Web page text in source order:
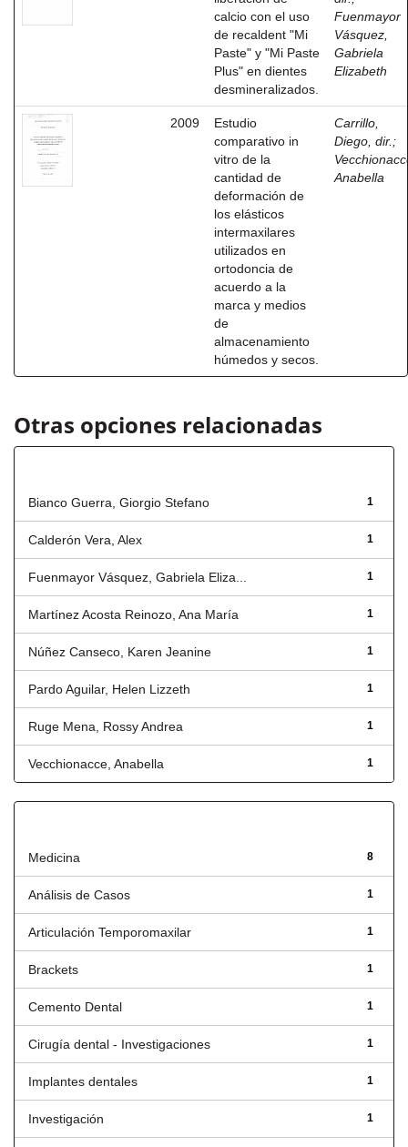
calcio con el uso
de recaldent "Mi
Paste" y "Mi Paste
Plus" en dientes
desmineralizados.
Fuenmayor
Vásquez,
Gabriela
Elizabeth
2009
Estudio
comparativo in
vitro de la
cantidad de
deformación de
los elásticos
intermaxilares
utilizados en
ortodoncia de
acuerdo a la
marca y medios
de
almacenamiento
húmedos y secos.
Carrillo,
Diego, dir. ;
Anabella
Otras opciones relacionadas
1
Bianco Guerra, Giorgio Stefano
1
Calderón Vera, Alex
1
Fuenmayor Vásquez, Gabriela Eliza...
1
Martínez Acosta Reinozo, Ana María
1
Núñez Canseco, Karen Jeanine
1
Pardo Aguilar, Helen Lizzeth
1
Ruge Mena, Rossy Andrea
1
Vecchionacce, Anabella
8
Medicina
1
Análisis de Casos
1
Articulación Temporomaxilar
1
Brackets
1
Cemento Dental
1
Cirugía dental - Investigaciones
1
Implantes dentales
1
Investigación